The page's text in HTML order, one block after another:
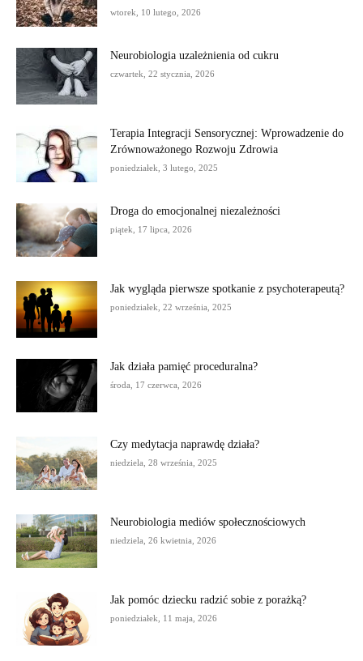
wtorek, 10 lutego, 2026
Neurobiologia uzależnienia od cukru
czwartek, 22 stycznia, 2026
Terapia Integracji Sensorycznej: Wprowadzenie do
Zrównoważonego Rozwoju Zdrowia
poniedziałek, 3 lutego, 2025
Droga do emocjonalnej niezależności
piątek, 17 lipca, 2026
Jak wygląda pierwsze spotkanie z psychoterapeutą?
poniedziałek, 22 września, 2025
Jak działa pamięć proceduralna?
środa, 17 czerwca, 2026
Czy medytacja naprawdę działa?
niedziela, 28 września, 2025
Neurobiologia mediów społecznościowych
niedziela, 26 kwietnia, 2026
Jak pomóc dziecku radzić sobie z porażką?
poniedziałek, 11 maja, 2026